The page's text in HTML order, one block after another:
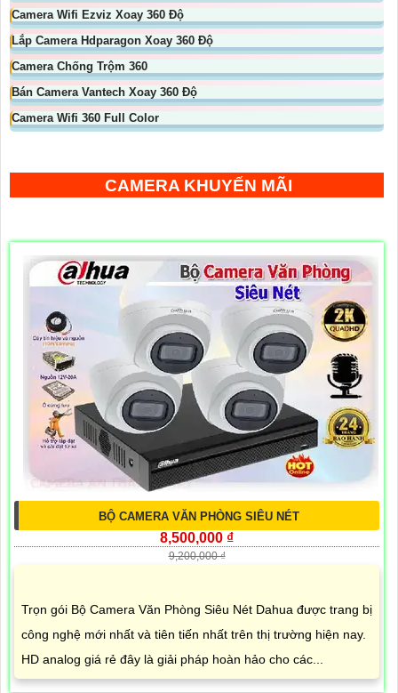
Camera Wifi Ezviz Xoay 360 Độ
Lắp Camera Hdparagon Xoay 360 Độ
Camera Chống Trộm 360
Bán Camera Vantech Xoay 360 Độ
Camera Wifi 360 Full Color
CAMERA KHUYẾN MÃI
BỘ CAMERA VĂN PHÒNG SIÊU NÉT
8,500,000 ₫
9,200,000 ₫
Trọn gói Bộ Camera Văn Phòng Siêu Nét Dahua được trang bị
công nghệ mới nhất và tiên tiến nhất trên thị trường hiện nay.
HD analog giá rẻ đây là giải pháp hoàn hảo cho các...